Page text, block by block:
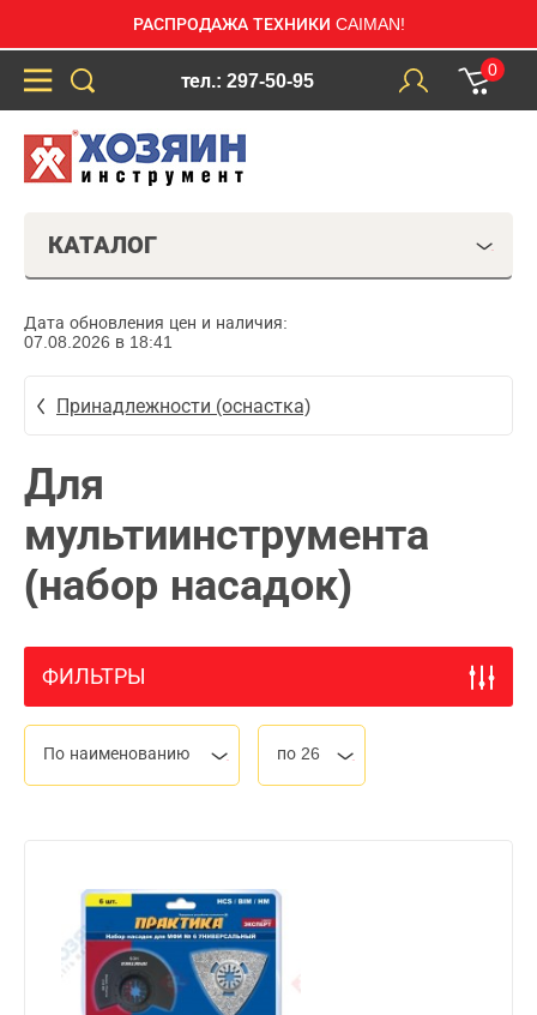
РАСПРОДАЖА ТЕХНИКИ CAIMAN!
тел.: 297-50-95
0
КАТАЛОГ
Дата обновления цен и наличия:
07.08.2026 в 18:41
Принадлежности (оснастка)
Для
мультиинструмента
(набор насадок)
ФИЛЬТРЫ
По наименованию по 26